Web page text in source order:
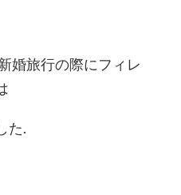
婚旅行の際にフィレ
た.